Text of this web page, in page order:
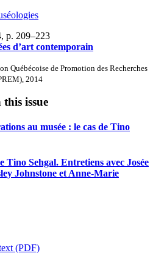
, p. 209–223
d’art contemporain
Québécoise de Promotion des Recherches
2014
issue
au musée : le cas de Tino
Tino Sehgal. Entretiens avec Josée
Johnstone et Anne-Marie
(PDF)